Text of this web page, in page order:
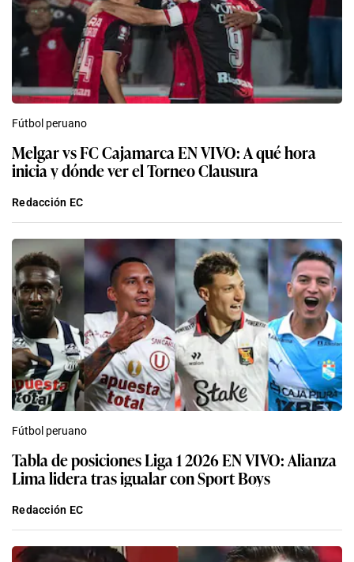
Fútbol peruano
Melgar vs FC Cajamarca EN VIVO: A qué hora
inicia y dónde ver el Torneo Clausura
Redacción EC
Fútbol peruano
Tabla de posiciones Liga 1 2026 EN VIVO: Alianza
Lima lidera tras igualar con Sport Boys
Redacción EC